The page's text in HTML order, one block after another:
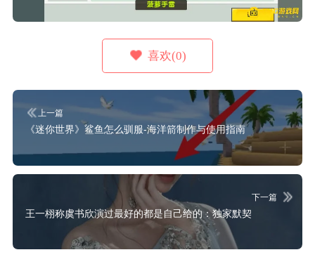
喜欢(0)
上一篇
《迷你世界》鲨鱼怎么驯服-海洋箭制作与使用指南
下一篇
王一栩称虞书欣演过最好的都是自己给的：独家默契